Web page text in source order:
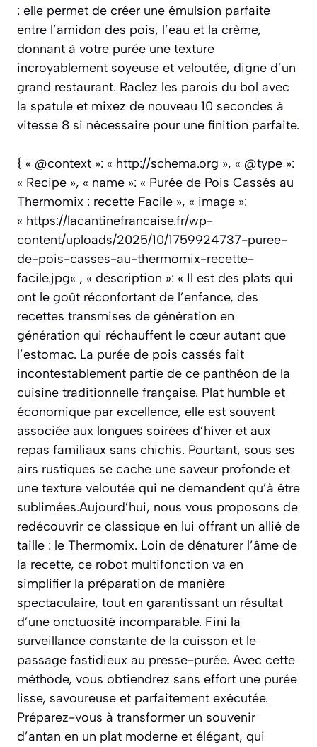
: elle permet de créer une émulsion parfaite
entre l’amidon des pois, l’eau et la crème,
donnant à votre purée une texture
incroyablement soyeuse et veloutée, digne d’un
grand restaurant. Raclez les parois du bol avec
la spatule et mixez de nouveau 10 secondes à
vitesse 8 si nécessaire pour une finition parfaite.
{ « @context »: « http://schema.org », « @type »:
« Recipe », « name »: « Purée de Pois Cassés au
Thermomix : recette Facile », « image »:
« https://lacantinefrancaise.fr/wp-
content/uploads/2025/10/1759924737-puree-
de-pois-casses-au-thermomix-recette-
facile.jpg« , « description »: « Il est des plats qui
ont le goût réconfortant de l’enfance, des
recettes transmises de génération en
génération qui réchauffent le cœur autant que
l’estomac. La purée de pois cassés fait
incontestablement partie de ce panthéon de la
cuisine traditionnelle française. Plat humble et
économique par excellence, elle est souvent
associée aux longues soirées d’hiver et aux
repas familiaux sans chichis. Pourtant, sous ses
airs rustiques se cache une saveur profonde et
une texture veloutée qui ne demandent qu’à être
sublimées.Aujourd’hui, nous vous proposons de
redécouvrir ce classique en lui offrant un allié de
taille : le Thermomix. Loin de dénaturer l’âme de
la recette, ce robot multifonction va en
simplifier la préparation de manière
spectaculaire, tout en garantissant un résultat
d’une onctuosité incomparable. Fini la
surveillance constante de la cuisson et le
passage fastidieux au presse-purée. Avec cette
méthode, vous obtiendrez sans effort une purée
lisse, savoureuse et parfaitement exécutée.
Préparez-vous à transformer un souvenir
d’antan en un plat moderne et élégant, qui